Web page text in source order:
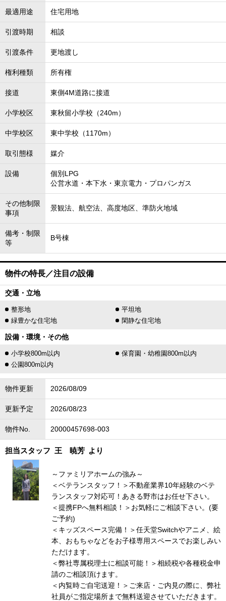
最適用途 住宅用地
引渡時期 相談
引渡条件 更地渡し
権利種類 所有権
接道 東側4M道路に接道
小学校区 東秋留小学校（240m）
中学校区 東中学校（1170m）
取引態様 媒介
設備
個別LPG
公営水道・本下水・東京電力・プロパンガス
その他制限
事項
景観法、航空法、高度地区、準防火地域
備考・制限
等
B号棟
物件の特長／注目の設備
交通・立地
整形地
平坦地
緑豊かな住宅地
閑静な住宅地
設備・環境・その他
小学校800m以内
保育園・幼稚園800m以内
公園800m以内
物件更新 2026/08/09
更新予定 2026/08/23
物件No. 20000457698-003
担当スタッフ 王 暁芳 より
～ファミリアホームの強み～
＜ベテランスタッフ！＞不動産業界10年経験のベテ
ランスタッフ対応可！あきる野市はお任せ下さい。
＜提携FPへ無料相談！＞お気軽にご相談下さい。(要
ご予約)
＜キッズスペース完備！＞任天堂Switchやアニメ、絵
本、おもちゃなどをお子様専用スペースでお楽しみい
ただけます。
＜弊社専属税理士に相談可能！＞相続税や各種税金申
請のご相談頂けます。
＜内覧時ご自宅送迎！＞ご来店・ご内見の際に、弊社
社員がご指定場所まで無料送迎させていただきます。